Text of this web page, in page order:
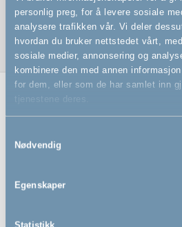
personlig preg, for å levere sosiale
analysere trafikken vår. Vi deler
hvordan du bruker nettstedet vårt,
sosiale medier, annonsering og
kombinere den med annen
for dem, eller som de har samlet inn
tjenestene deres.
Nødvendig
Egenskaper
Pynter opp på barnerommet